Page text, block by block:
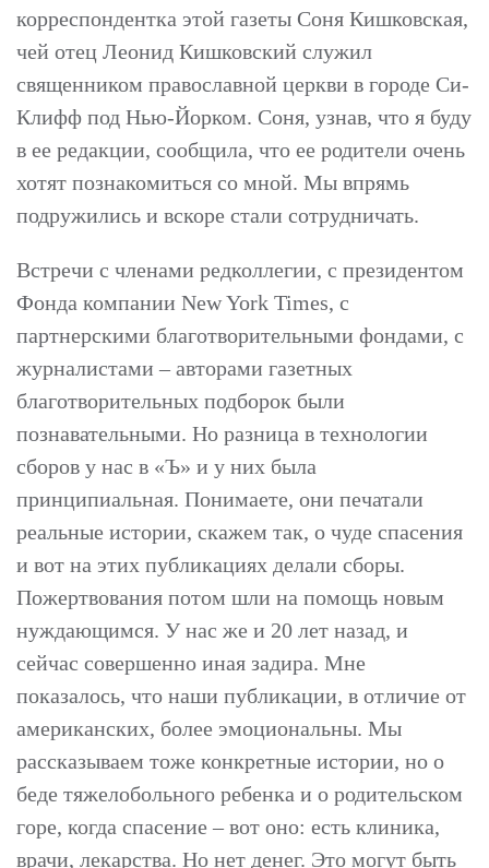
корреспондентка этой газеты Соня Кишковская,
чей отец Леонид Кишковский служил
священником православной церкви в городе Си-
Клифф под Нью-Йорком. Соня, узнав, что я буду
в ее редакции, сообщила, что ее родители очень
хотят познакомиться со мной. Мы впрямь
подружились и вскоре стали сотрудничать.
Встречи с членами редколлегии, с президентом
Фонда компании New York Times, с
партнерскими благотворительными фондами, с
журналистами – авторами газетных
благотворительных подборок были
познавательными. Но разница в технологии
сборов у нас в «Ъ» и у них была
принципиальная. Понимаете, они печатали
реальные истории, скажем так, о чуде спасения
и вот на этих публикациях делали сборы.
Пожертвования потом шли на помощь новым
нуждающимся. У нас же и 20 лет назад, и
сейчас совершенно иная задира. Мне
показалось, что наши публикации, в отличие от
американских, более эмоциональны. Мы
рассказываем тоже конкретные истории, но о
беде тяжелобольного ребенка и о родительском
горе, когда спасение – вот оно: есть клиника,
врачи, лекарства. Но нет денег. Это могут быть